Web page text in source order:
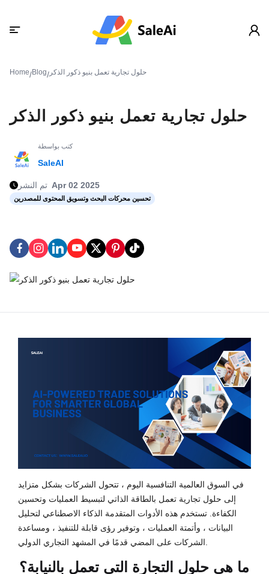
Home/Blog/ حلول تجارية تعمل بنيو ذكور الذكر
حلول تجارية تعمل بنيو ذكور الذكر
كتب بواسطة
SaleAI
تم النشر Apr 02 2025
تحسين محركات البحث وتسويق المحتوى للمصدرين
في السوق العالمية التنافسية اليوم ، تتحول الشركات بشكل متزايد
إلى حلول تجارية تعمل بالطاقة الذاتي لتبسيط العمليات وتحسين
الكفاءة. تستخدم هذه الأدوات المتقدمة الذكاء الاصطناعي لتحليل
البيانات ، وأتمتة العمليات ، وتوفير رؤى قابلة للتنفيذ ، ومساعدة
الشركات على المضي قدمًا في المشهد التجاري الدولي.
ما هي حلول التجارة التي تعمل بالنيابة؟